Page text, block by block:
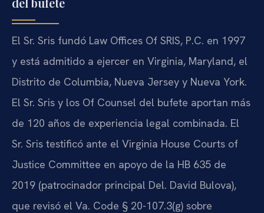
El Sr. Sris fundó Law Offices Of SRIS, P.C. en 1997
y está admitido a ejercer en Virginia, Maryland, el
Distrito de Columbia, Nueva Jersey y Nueva York.
El Sr. Sris y los Of Counsel del bufete aportan más
de 120 años de experiencia legal combinada. El
Sr. Sris testificó ante el Virginia House Courts of
Justice Committee en apoyo de la HB 635 de
2019 (patrocinador principal Del. David Bulova),
que revisó el Va. Code § 20-107.3(g) sobre